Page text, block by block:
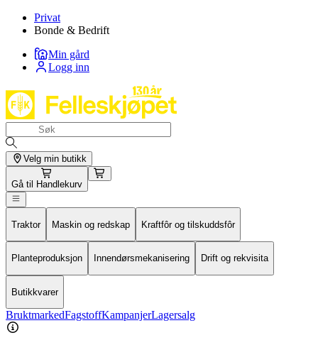
Privat
Bonde & Bedrift
Min gård
Logg inn
Velg min butikk
Gå til Handlekurv
Traktor Maskin og redskap Kraftfôr og tilskuddsfôr
Planteproduksjon Innendørsmekanisering Drift og rekvisita
Butikkvarer
BruktmarkedFagstoffKampanjerLagersalg